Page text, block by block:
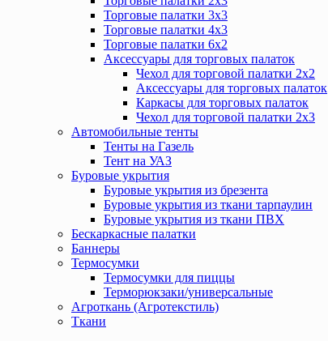
Торговые палатки 3х3
Торговые палатки 4х3
Торговые палатки 6х2
Аксессуары для торговых палаток
Чехол для торговой палатки 2х2
Аксессуары для торговых палаток
Каркасы для торговых палаток
Чехол для торговой палатки 2х3
Автомобильные тенты
Тенты на Газель
Тент на УАЗ
Буровые укрытия
Буровые укрытия из брезента
Буровые укрытия из ткани тарпаулин
Буровые укрытия из ткани ПВХ
Бескаркасные палатки
Баннеры
Термосумки
Термосумки для пиццы
Терморюкзаки/универсальные
Агроткань (Агротекстиль)
Ткани